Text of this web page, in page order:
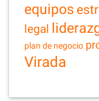
equipos
legal
plan de negocio
Virada